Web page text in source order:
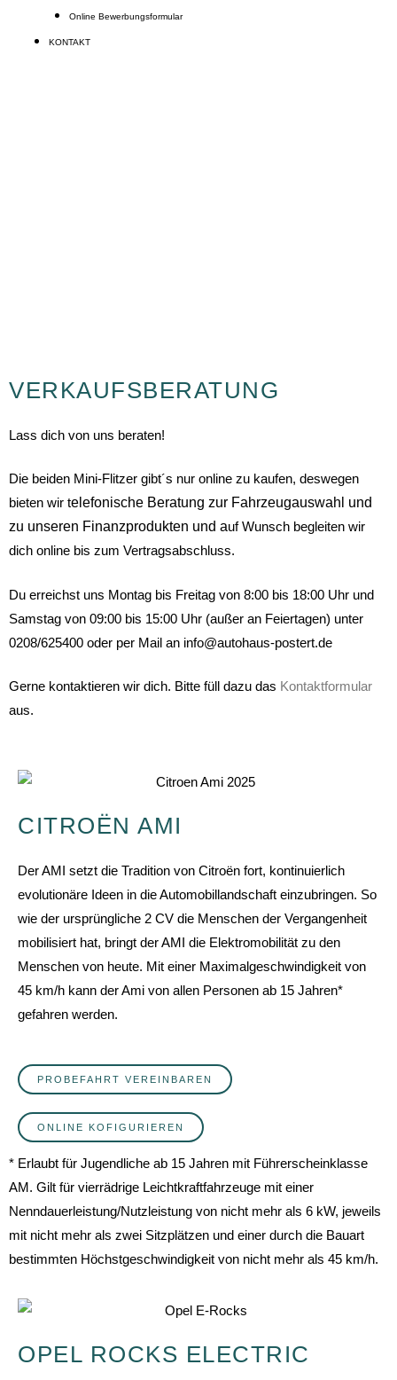
Online Bewerbungsformular
KONTAKT
VERKAUFSBERATUNG
Lass dich von uns beraten!
Die beiden Mini-Flitzer gibt´s nur online zu kaufen, deswegen
bieten wir telefonische Beratung zur Fahrzeugauswahl und
zu unseren Finanzprodukten und auf Wunsch begleiten wir
dich online bis zum Vertragsabschluss.
Du erreichst uns Montag bis Freitag von 8:00 bis 18:00 Uhr und
Samstag von 09:00 bis 15:00 Uhr (außer an Feiertagen) unter
0208/625400 oder per Mail an info@autohaus-postert.de
Gerne kontaktieren wir dich. Bitte füll dazu das Kontaktformular
aus.
CITROËN AMI
Der AMI setzt die Tradition von Citroën fort, kontinuierlich
evolutionäre Ideen in die Automobillandschaft einzubringen. So
wie der ursprüngliche 2 CV die Menschen der Vergangenheit
mobilisiert hat, bringt der AMI die Elektromobilität zu den
Menschen von heute. Mit einer Maximalgeschwindigkeit von
45 km/h kann der Ami von allen Personen ab 15 Jahren*
gefahren werden.
PROBEFAHRT VEREINBAREN
ONLINE KOFIGURIEREN
* Erlaubt für Jugendliche ab 15 Jahren mit Führerscheinklasse
AM. Gilt für vierrädrige Leichtkraftfahrzeuge mit einer
Nenndauerleistung/Nutzleistung von nicht mehr als 6 kW, jeweils
mit nicht mehr als zwei Sitzplätzen und einer durch die Bauart
bestimmten Höchstgeschwindigkeit von nicht mehr als 45 km/h.
OPEL ROCKS ELECTRIC